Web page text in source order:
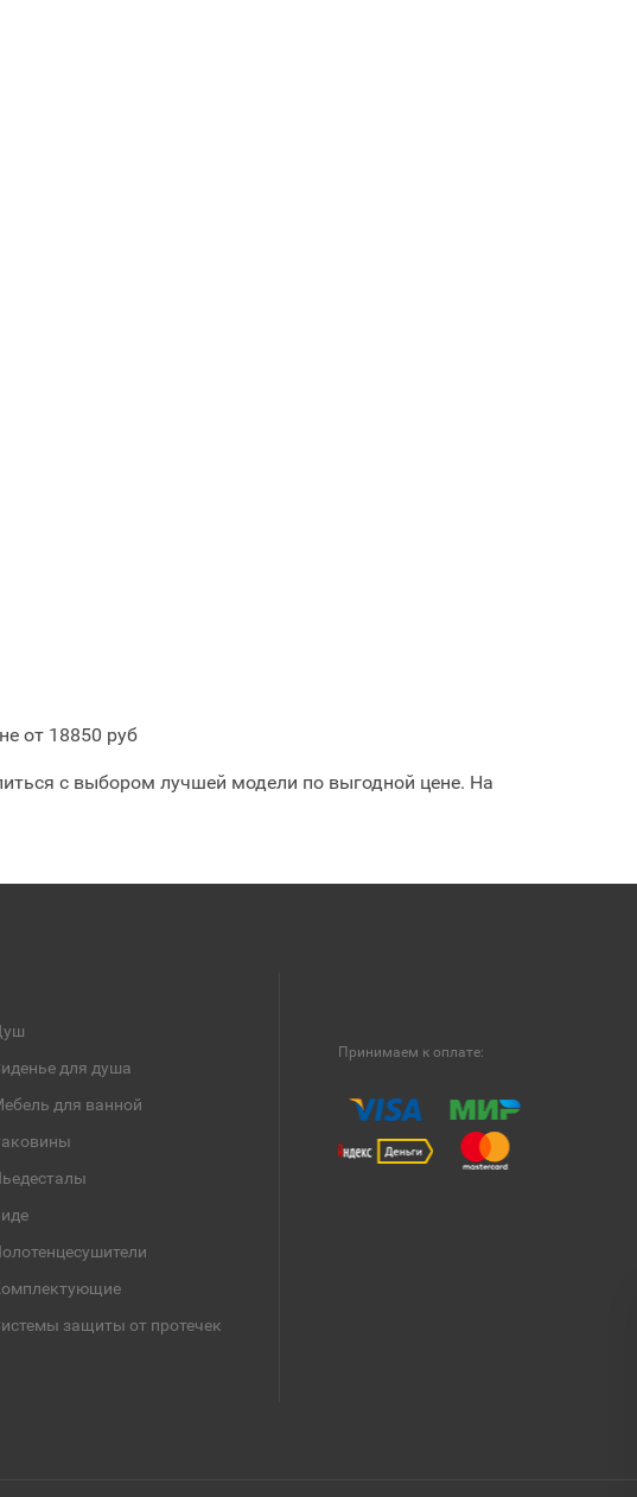
от 18850 руб
с выбором лучшей модели по выгодной цене. На
для душа
для ванной
защиты от протечек
Принимаем к оплате: